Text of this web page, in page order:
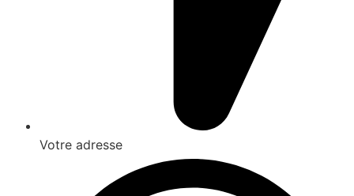
Votre adresse